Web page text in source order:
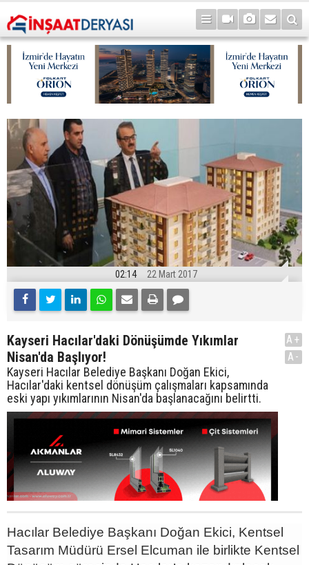
02:14 22 Mart 2017
Kayseri Hacılar'daki Dönüşümde Yıkımlar
Nisan'da Başlıyor!
Kayseri Hacılar Belediye Başkanı Doğan Ekici,
Hacılar'daki kentsel dönüşüm çalışmaları kapsamında
eski yapı yıkımlarının Nisan'da başlanacağını belirtti.
A+
A-
Hacılar Belediye Başkanı Doğan Ekici, Kentsel
Tasarım Müdürü Ersel Elcuman ile birlikte Kentsel